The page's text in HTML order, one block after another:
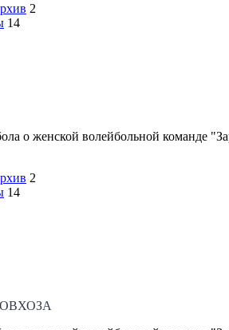
2
14
о женской волейбольной команде
2
14